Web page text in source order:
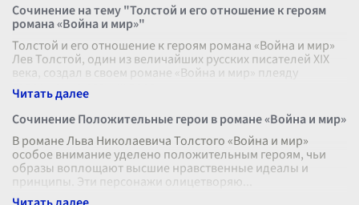
Сочинение на тему "Толстой и его отношение к героям
романа «Война и мир»"
Толстой и его отношение к героям романа «Война и мир»
Лев Толстой, один из величайших русских писателей XIX
века, создал в своем романе «Война и мир» плеяду
совершенно разных перс
Сочинение Положительные герои в романе «Война и мир»
В романе Льва Николаевича Толстого «Война и мир»
особое внимание уделено положительным героям, чьи
образы воплощают высшие нравственные идеалы и
принципы. Эти персонажи олицетворяю